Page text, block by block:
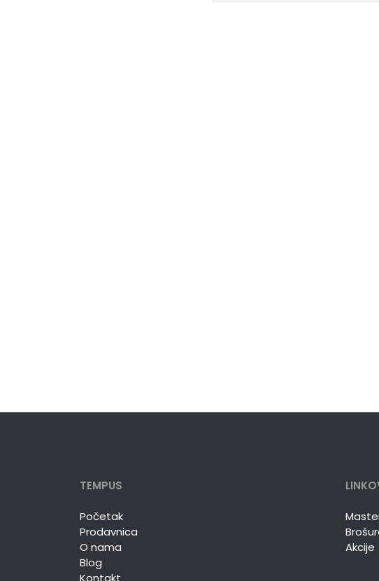
TEMPUS
Početak
Prodavnica
O nama
Blog
Akcije